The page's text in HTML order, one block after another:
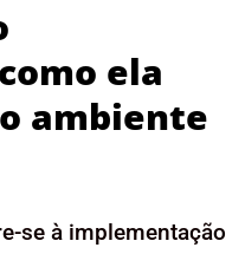
ela
ambiente
se à implementação